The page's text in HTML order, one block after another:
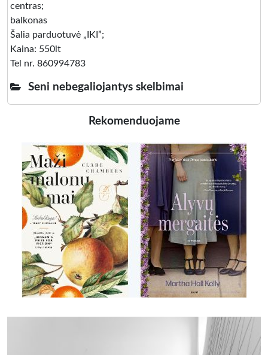
centras;
balkonas
Šalia parduotuvė „IKI”;
Kaina: 550lt
Tel nr. 860994783
Seni nebegaliojantys skelbimai
Rekomenduojame